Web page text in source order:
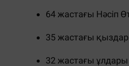
64 жастағы Нәсіп
35 жастағы
32 жастағы